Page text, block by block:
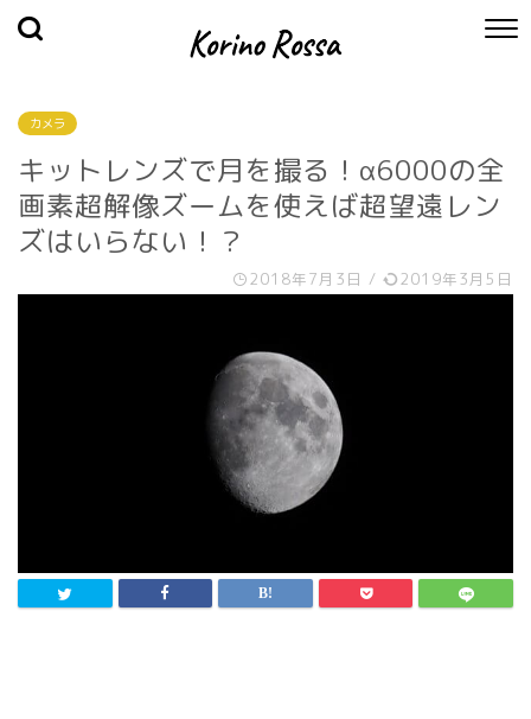
カメラ
キットレンズで月を撮る！α6000の全
画素超解像ズームを使えば超望遠レン
ズはいらない！？
2018年7月3日 / 2019年3月5日